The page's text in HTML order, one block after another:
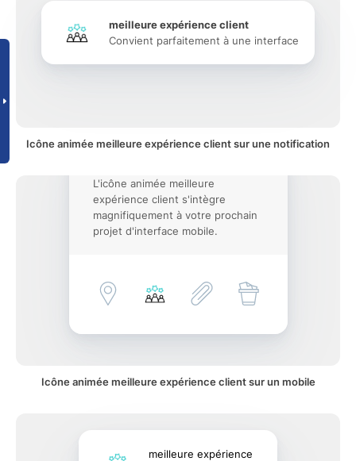
meilleure expérience client
Convient parfaitement à une interface
Icône animée meilleure expérience client sur une notification
L'icône animée meilleure
expérience client s'intègre
magnifiquement à votre prochain
projet d'interface mobile.
Icône animée meilleure expérience client sur un mobile
meilleure expérience